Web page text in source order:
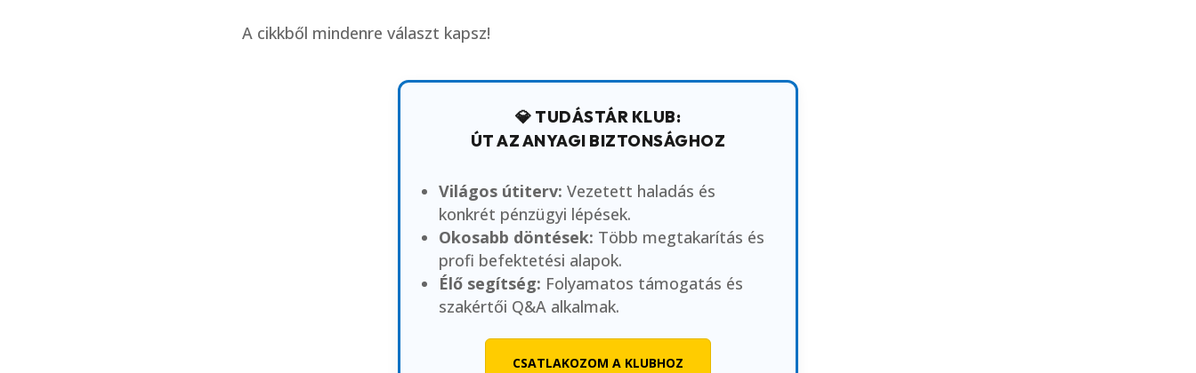
A cikkből mindenre választ kapsz!
💎 TUDÁSTÁR KLUB:
ÚT AZ ANYAGI BIZTONSÁGHOZ
Világos útiterv: Vezetett haladás és
konkrét pénzügyi lépések.
Okosabb döntések: Több megtakarítás és
profi befektetési alapok.
Élő segítség: Folyamatos támogatás és
szakértői Q&A alkalmak.
CSATLAKOZOM A KLUBHOZ